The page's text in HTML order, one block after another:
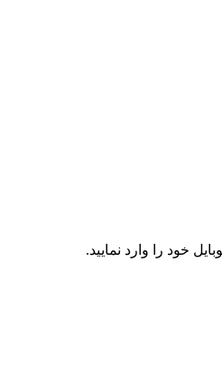
خود را وارد نمایید.